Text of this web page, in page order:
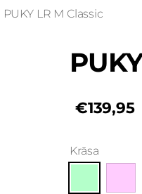
PUKY LR M Classic
€139,95
Krāsa